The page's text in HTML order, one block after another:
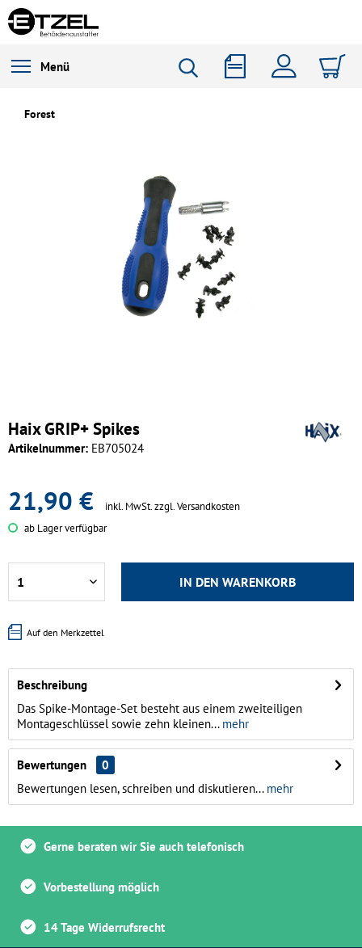
Menü
Forest
Haix GRIP+ Spikes
Artikelnummer: EB705024
21,90 € inkl. MwSt.zzgl. Versandkosten
ab Lager verfügbar
IN DEN WARENKORB
Auf den Merkzettel
Beschreibung
Das Spike-Montage-Set besteht aus einem zweiteiligen
Montageschlüssel sowie zehn kleinen...mehr
Bewertungen
0
Bewertungen lesen, schreiben und diskutieren...mehr
Gerne beraten wir Sie auch telefonisch
Vorbestellung möglich
14 Tage Widerrufsrecht